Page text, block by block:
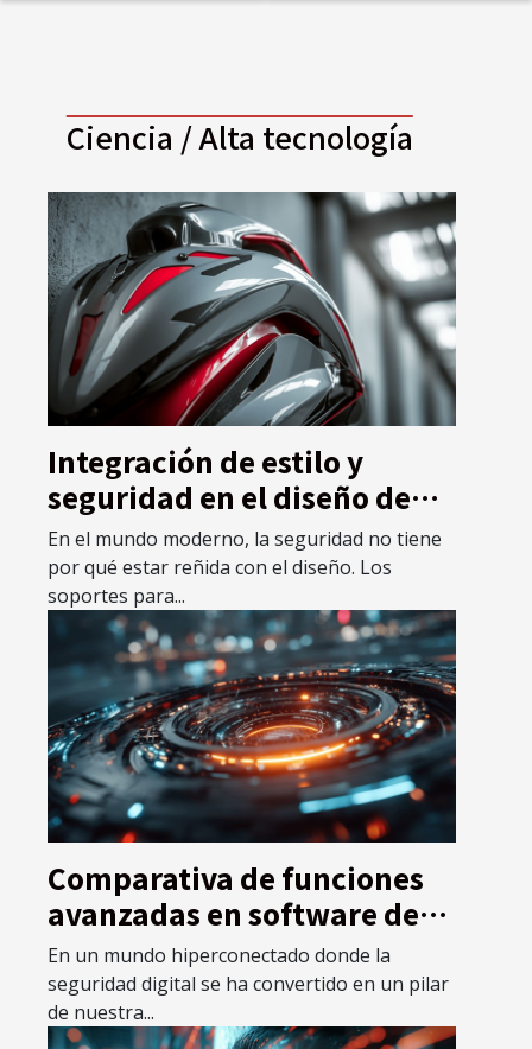
Ciencia / Alta tecnología
Integración de estilo y
seguridad en el diseño de
soportes para extintores
En el mundo moderno, la seguridad no tiene
por qué estar reñida con el diseño. Los
soportes para...
Comparativa de funciones
avanzadas en software de
protección digital para 2025
En un mundo hiperconectado donde la
seguridad digital se ha convertido en un pilar
de nuestra...